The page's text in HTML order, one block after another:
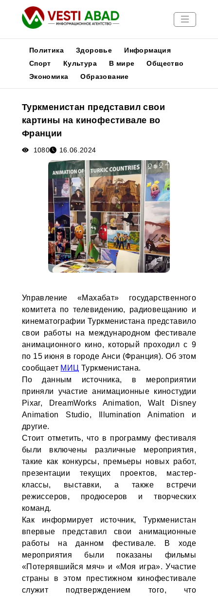
Новости
Медиа
Афиша
Политика Здоровье
Информация
Спорт
Культура В мире
Общество
Экономика
Образование
Туркменистан представил свои
картины на кинофестивале во
Франции
1080 16.06.2024
Управление «Махабат» государственного
комитета по телевидению, радиовещанию и
кинематографии Туркменистана представило
свои работы на международном фестивале
анимационного кино, который проходил с 9
по 15 июня в городе Анси (Франция). Об этом
сообщает МИЦ Туркменистана.
По данным источника, в мероприятии
приняли участие анимационные киностудии
Pixar, DreamWorks Animation, Walt Disney
Animation Studio, Illumination Animation и
другие.
Стоит отметить, что в программу фестиваля
были включены различные мероприятия,
такие как конкурсы, премьеры новых работ,
презентации текущих проектов, мастер-
классы, выставки, а также встречи
режиссеров, продюсеров и творческих
команд.
Как информирует источник, Туркменистан
впервые представил свои анимационные
работы на данном фестивале. В ходе
мероприятия были показаны фильмы
«Потерявшийся мяч» и «Моя игра». Участие
страны в этом престижном кинофестивале
служит подтверждением того, что